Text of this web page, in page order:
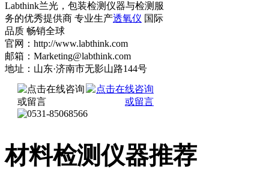
Labthink兰光，包装检测仪器与检测服
务的优秀提供商 专业生产透氧仪 国际
品质 畅销全球
官网：http://www.labthink.com
邮箱：Marketing@labthink.com
地址：山东·济南市无影山路144号
材料检测仪器推荐